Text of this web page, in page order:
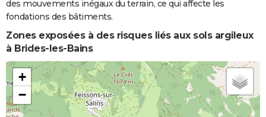
des mouvements inégaux du terrain, ce qui affecte les
fondations des bâtiments.
Zones exposées à des risques liés aux sols argileux
à Brides-les-Bains
+
−